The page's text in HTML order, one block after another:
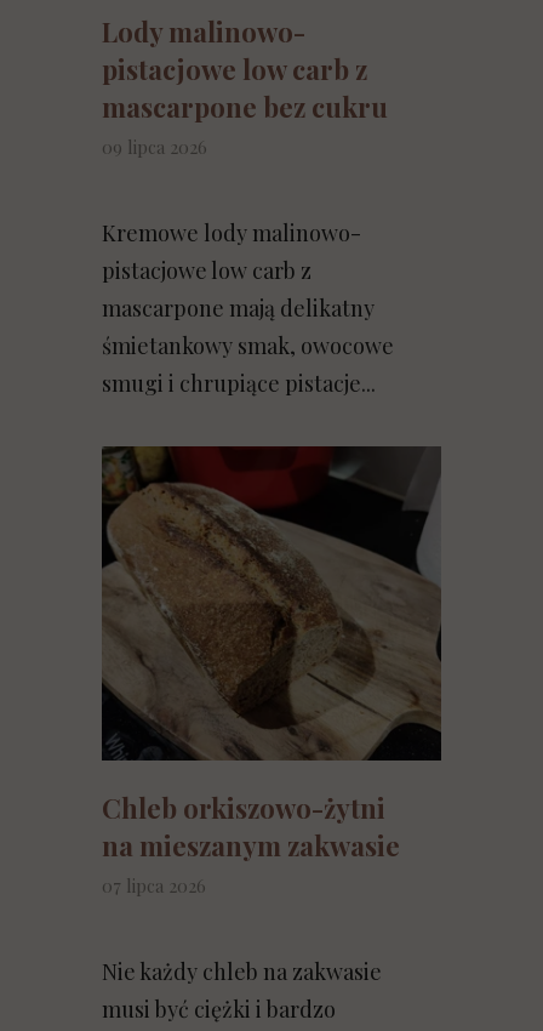
Lody malinowo-
pistacjowe low carb z
mascarpone bez cukru
09 lipca 2026
Kremowe lody malinowo-
pistacjowe low carb z
mascarpone mają delikatny
śmietankowy smak, owocowe
smugi i chrupiące pistacje...
Chleb orkiszowo-żytni
na mieszanym zakwasie
07 lipca 2026
Nie każdy chleb na zakwasie
musi być ciężki i bardzo